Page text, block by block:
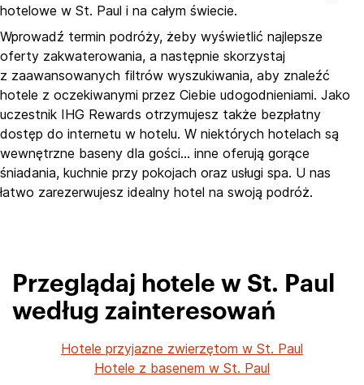
hotelowe w St. Paul i na całym świecie.
Wprowadź termin podróży, żeby wyświetlić najlepsze
oferty zakwaterowania, a następnie skorzystaj
z zaawansowanych filtrów wyszukiwania, aby znaleźć
hotele z oczekiwanymi przez Ciebie udogodnieniami. Jako
uczestnik IHG Rewards otrzymujesz także bezpłatny
dostęp do internetu w hotelu. W niektórych hotelach są
wewnętrzne baseny dla gości... inne oferują gorące
śniadania, kuchnie przy pokojach oraz usługi spa. U nas
łatwo zarezerwujesz idealny hotel na swoją podróż.
Przeglądaj hotele w St. Paul
według zainteresowań
Hotele przyjazne zwierzętom w St. Paul
Hotele z basenem w St. Paul